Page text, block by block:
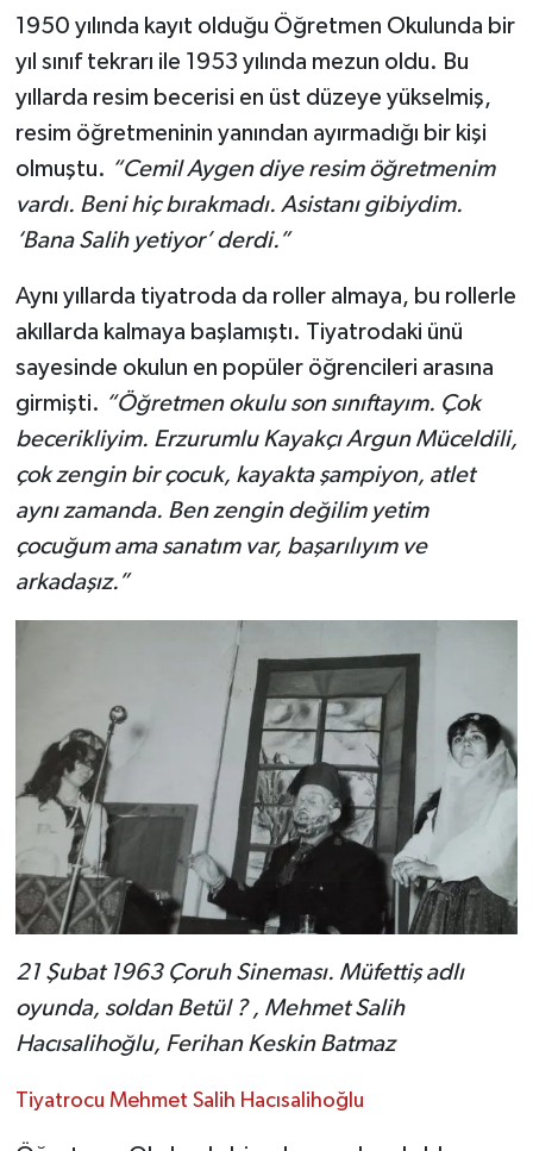
1950 yılında kayıt olduğu Öğretmen Okulunda bir
yıl sınıf tekrarı ile 1953 yılında mezun oldu. Bu
yıllarda resim becerisi en üst düzeye yükselmiş,
resim öğretmeninin yanından ayırmadığı bir kişi
olmuştu. “Cemil Aygen diye resim öğretmenim
vardı. Beni hiç bırakmadı. Asistanı gibiydim.
‘Bana Salih yetiyor’ derdi.”
Aynı yıllarda tiyatroda da roller almaya, bu rollerle
akıllarda kalmaya başlamıştı. Tiyatrodaki ünü
sayesinde okulun en popüler öğrencileri arasına
girmişti. “Öğretmen okulu son sınıftayım. Çok
becerikliyim. Erzurumlu Kayakçı Argun Müceldili,
çok zengin bir çocuk, kayakta şampiyon, atlet
aynı zamanda. Ben zengin değilim yetim
çocuğum ama sanatım var, başarılıyım ve
arkadaşız.”
21 Şubat 1963 Çoruh Sineması. Müfettiş adlı
oyunda, soldan Betül ? , Mehmet Salih
Hacısalihoğlu, Ferihan Keskin Batmaz
Tiyatrocu Mehmet Salih Hacısalihoğlu